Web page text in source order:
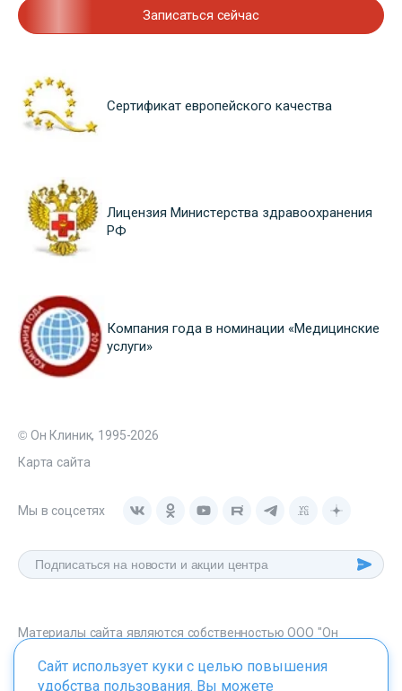
Записаться сейчас
Сертификат европейского качества
Лицензия Министерства здравоохранения
РФ
Компания года в номинации «Медицинские
услуги»
© Он Клиник, 1995-2026
Карта сайта
Мы в соцсетях
Материалы сайта являются собственностью ООО "Он
onclinic.ru запрещено в соответствии со статьей 1259 ГК. РФ.
Сайт использует куки с целью повышения
удобства пользования. Вы можете